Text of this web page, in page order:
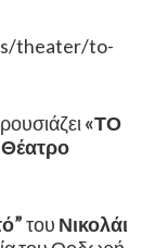
theater/to-
«ΤΟ
Θέατρο
του Νικολάι